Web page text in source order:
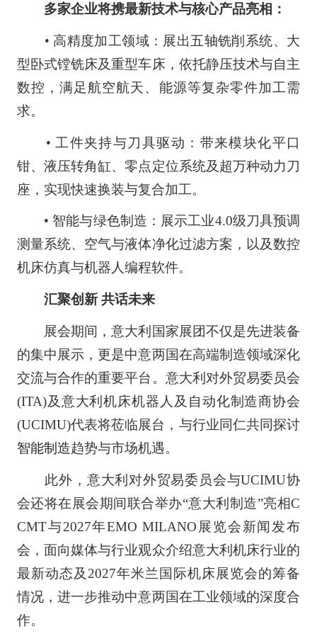
多家企业将携最新技术与核心产品亮相：
• 高精度加工领域：展出五轴铣削系统、大
型卧式镗铣床及重型车床，依托静压技术与自主
数控，满足航空航天、能源等复杂零件加工需
求。
• 工件夹持与刀具驱动：带来模块化平口
钳、液压转角缸、零点定位系统及超万种动力刀
座，实现快速换装与复合加工。
• 智能与绿色制造：展示工业4.0级刀具预调
测量系统、空气与液体净化过滤方案，以及数控
机床仿真与机器人编程软件。
汇聚创新 共话未来
展会期间，意大利国家展团不仅是先进装备
的集中展示，更是中意两国在高端制造领域深化
交流与合作的重要平台。意大利对外贸易委员会
(ITA)及意大利机床机器人及自动化制造商协会
(UCIMU)代表将莅临展台，与行业同仁共同探讨
智能制造趋势与市场机遇。
此外，意大利对外贸易委员会与UCIMU协
会还将在展会期间联合举办“意大利制造”亮相C
CMT与2027年EMO MILANO展览会新闻发布
会，面向媒体与行业观众介绍意大利机床行业的
最新动态及2027年米兰国际机床展览会的筹备
情况，进一步推动中意两国在工业领域的深度合
作。